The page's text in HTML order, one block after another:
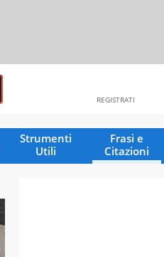
REGISTRATI
Strumenti
Utili
Frasi e
Citazioni